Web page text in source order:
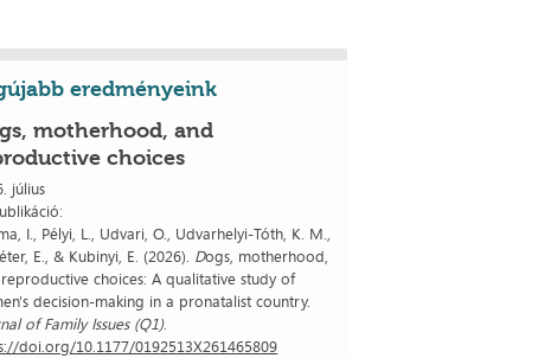
eredményeink
motherhood, and
choices
július
I., Pélyi, L., Udvari, O., Udvarhelyi-Tóth, K. M.,
E., & Kubinyi, E. (2026). Dogs, motherhood,
choices: A qualitative study of
decision-making in a pronatalist country.
of Family Issues (Q1).
doi.org/10.1177/0192513X261465809